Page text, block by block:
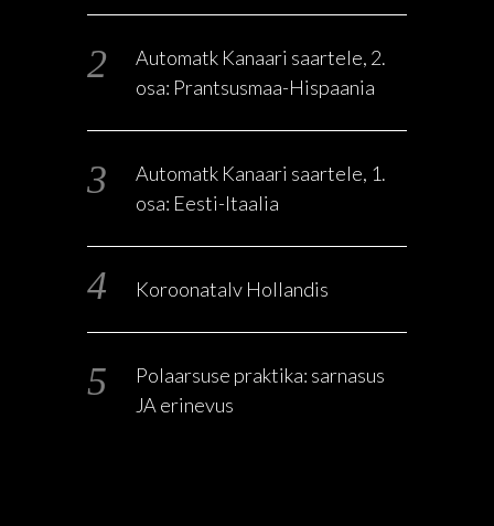
Automatk Kanaari saartele, 2.
osa: Prantsusmaa-Hispaania
Automatk Kanaari saartele, 1.
osa: Eesti-Itaalia
Koroonatalv Hollandis
Polaarsuse praktika: sarnasus
JA erinevus